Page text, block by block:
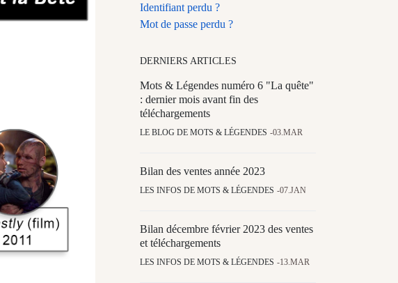
Identifiant perdu ?
Mot de passe perdu ?
DERNIERS ARTICLES
Mots & Légendes numéro 6 "La quête"
: dernier mois avant fin des
téléchargements
LE BLOG DE MOTS & LÉGENDES 03.MAR
Bilan des ventes année 2023
LES INFOS DE MOTS & LÉGENDES 07.JAN
Bilan décembre février 2023 des ventes
et téléchargements
LES INFOS DE MOTS & LÉGENDES 13.MAR